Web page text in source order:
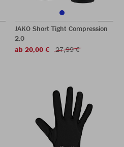
JAKO Short Tight Compression
2.0
ab 20,00 €
27,99 €